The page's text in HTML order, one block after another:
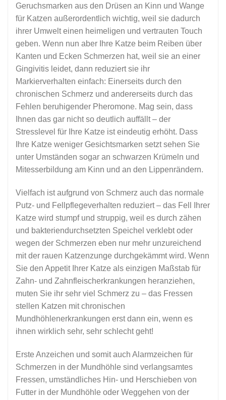
Geruchsmarken aus den Drüsen an Kinn und Wange
für Katzen außerordentlich wichtig, weil sie dadurch
ihrer Umwelt einen heimeligen und vertrauten Touch
geben. Wenn nun aber Ihre Katze beim Reiben über
Kanten und Ecken Schmerzen hat, weil sie an einer
Gingivitis leidet, dann reduziert sie ihr
Markierverhalten einfach: Einerseits durch den
chronischen Schmerz und andererseits durch das
Fehlen beruhigender Pheromone. Mag sein, dass
Ihnen das gar nicht so deutlich auffällt – der
Stresslevel für Ihre Katze ist eindeutig erhöht. Dass
Ihre Katze weniger Gesichtsmarken setzt sehen Sie
unter Umständen sogar an schwarzen Krümeln und
Mitesserbildung am Kinn und an den Lippenrändern.
Vielfach ist aufgrund von Schmerz auch das normale
Putz- und Fellpflegeverhalten reduziert – das Fell Ihrer
Katze wird stumpf und struppig, weil es durch zähen
und bakteriendurchsetzten Speichel verklebt oder
wegen der Schmerzen eben nur mehr unzureichend
mit der rauen Katzenzunge durchgekämmt wird. Wenn
Sie den Appetit Ihrer Katze als einzigen Maßstab für
Zahn- und Zahnfleischerkrankungen heranziehen,
muten Sie ihr sehr viel Schmerz zu – das Fressen
stellen Katzen mit chronischen
Mundhöhlenerkrankungen erst dann ein, wenn es
ihnen wirklich sehr, sehr schlecht geht!
Erste Anzeichen und somit auch Alarmzeichen für
Schmerzen in der Mundhöhle sind verlangsamtes
Fressen, umständliches Hin- und Herschieben von
Futter in der Mundhöhle oder Weggehen von der